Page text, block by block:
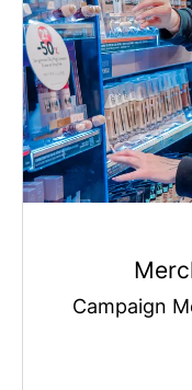
Campaign